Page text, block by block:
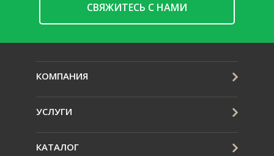
CВЯЖИТЕСЬ С НАМИ
КОМПАНИЯ
УСЛУГИ
КАТАЛОГ